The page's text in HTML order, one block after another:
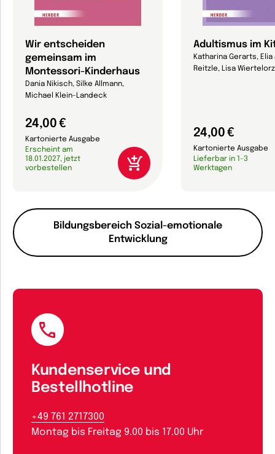
Bildungsbereich Sozial-emotionale
Entwicklung
Wir entscheiden
gemeinsam im
Montessori-Kinderhaus
Dania Nikisch, Silke Allmann,
Michael Klein-Landeck
24,00 €
Kartonierte Ausgabe
Erscheint am
18.01.2027, jetzt
vorbestellen
Adultismus im
Katharina Gerarts, Elia
Reitzle, Lisa Wiertelorz
24,00 €
Kartonierte Ausgabe
Lieferbar in 1-3
Werktagen
Kundenservice und
Bestellhotline
+49 761 2717300
Montag bis Freitag 9.00 bis 17.00 Uhr